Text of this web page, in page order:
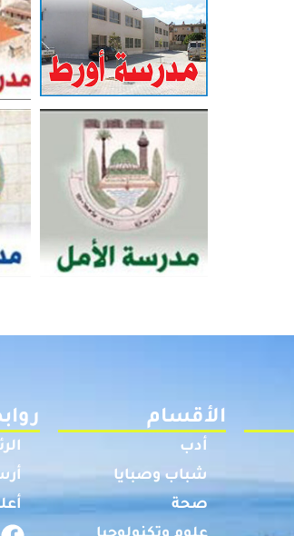
الأقسام
أدب
شباب وصبايا
صحة